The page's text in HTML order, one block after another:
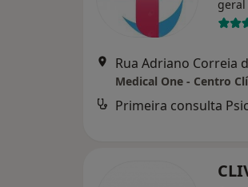
geral
Rua Adriano Correia
Medical One - Centro
Primeira consulta